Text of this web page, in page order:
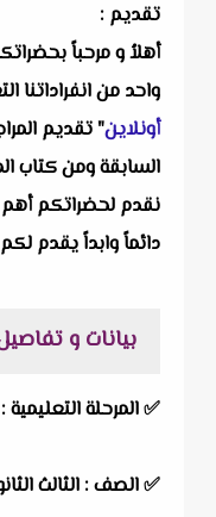
تقديم :
أهلاُ و مرحباً
واحد من انفراداتنا
أونلاين" تقديم
السابقة ومن كتاب
نقدم لحضراتكم أهم
دائماً وابداً يقدم
بيانات و
✅ المرحلة التعليمية :
✅ الصف : الثالث